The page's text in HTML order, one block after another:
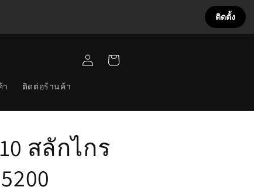
ติดต่อร้านค้า
ระบบ
สินค้า
สลักไกร
ติดตั้ง